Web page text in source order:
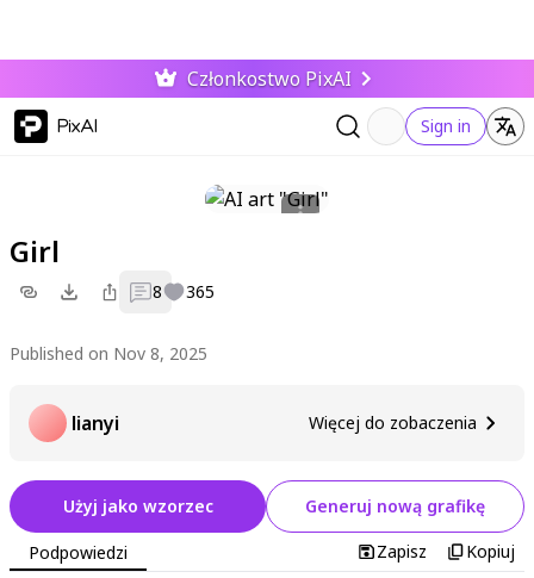
Członkostwo PixAI
PixAI Sign in
Girl
8 365
Published on Nov 8, 2025
lianyi Więcej do zobaczenia
Użyj jako wzorzec Generuj nową grafikę
Podpowiedzi Zapisz Kopiuj